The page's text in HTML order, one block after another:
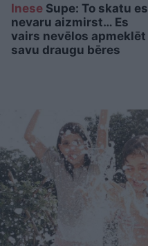
Inese Supe: To skatu es
nevaru aizmirst… Es
vairs nevēlos apmeklēt
savu draugu bēres